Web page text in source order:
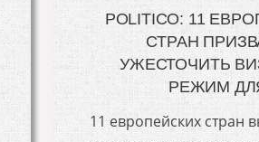
POLITICO: 11
СТРАН
УЖЕСТОЧИТЬ
РЕЖИМ
11 европейских стран